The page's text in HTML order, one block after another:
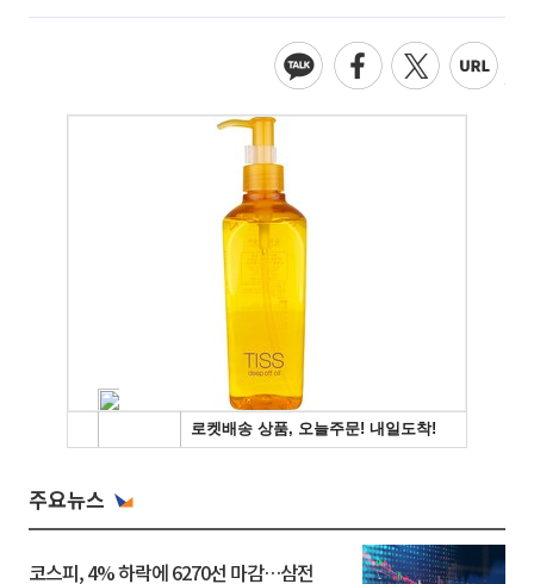
주요뉴스
코스피, 4% 하락에 6270선 마감…삼전